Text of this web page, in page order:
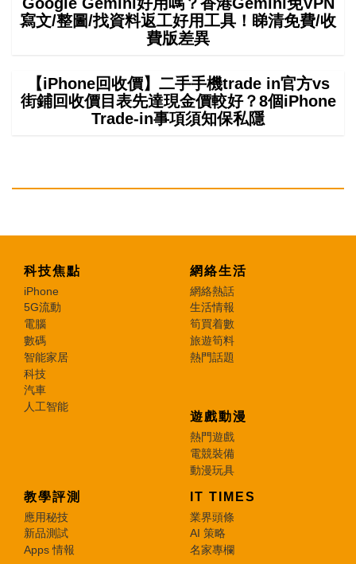
寫文/整圖/找資料返工好用工具！睇清免費/收
費版差異
【iPhone回收價】二手手機trade in官方vs
街鋪回收價目表先達現金價較好？8個iPhone
Trade-in事項須知保私隱
科技焦點
iPhone
5G流動
電腦
數碼
智能家居
科技
汽車
人工智能
網絡生活
網絡熱話
生活情報
筍買着數
旅遊筍料
熱門話題
遊戲動漫
熱門遊戲
電競裝備
動漫玩具
教學評測
應用秘技
新品測試
Apps 情報
IT TIMES
業界頭條
AI 策略
名家專欄